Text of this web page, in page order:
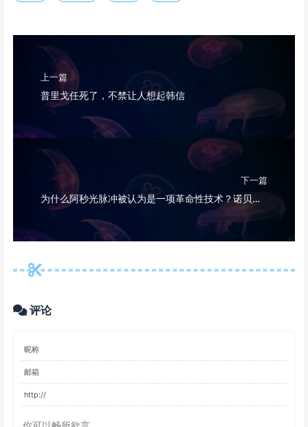
上一篇
普里戈任死了，不禁让人想起韩信
下一篇
为什么阿秒光脉冲被认为是一项革命性技术？诺贝尔物理学奖得主
评论